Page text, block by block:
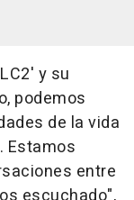
y su
podemos
de la vida
Estamos
entre